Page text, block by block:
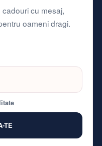
cu mesaj,
oameni dragi.